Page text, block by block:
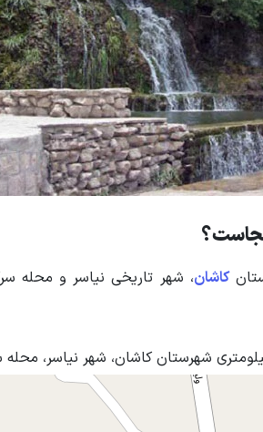
کاشان، شهر تاریخی نیاسر و محله